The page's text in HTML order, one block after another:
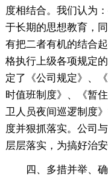
度相结合。我们认为
于长期的思想教育，
有把二者有机的结合
格执行上级各项规定
定了《公司规定》、
时值班制度》、《暂
卫人员夜间巡逻制度
度并狠抓落实。公司
层层落实，为搞好治
四、多措并举、